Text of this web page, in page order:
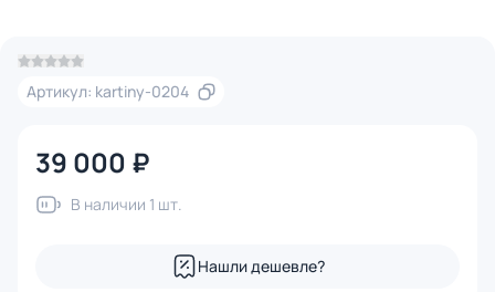
Артикул: kartiny-0204
39 000 ₽
В наличии 1 шт.
Нашли дешевле?